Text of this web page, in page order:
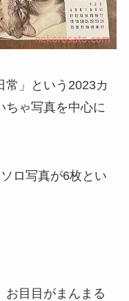
常」という2023カ
ちゃ写真を中心に
ロ写真が6枚とい
お目目がまんまる